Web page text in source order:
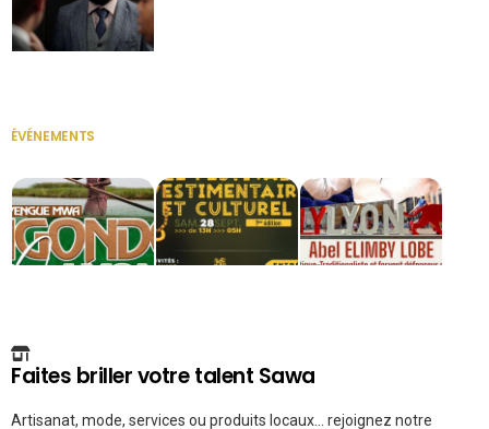
ÉVÉNEMENTS
Faites briller votre talent Sawa
Artisanat, mode, services ou produits locaux... rejoignez notre